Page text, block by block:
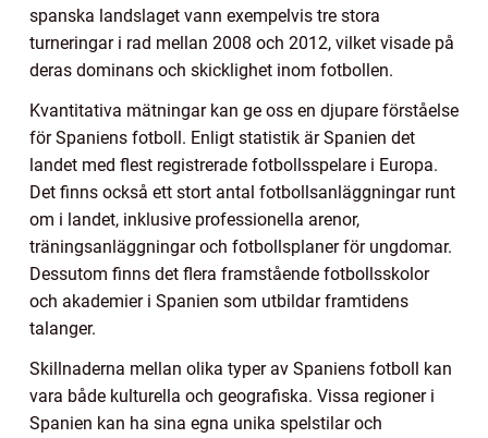
spanska landslaget vann exempelvis tre stora
turneringar i rad mellan 2008 och 2012, vilket visade på
deras dominans och skicklighet inom fotbollen.
Kvantitativa mätningar kan ge oss en djupare förståelse
för Spaniens fotboll. Enligt statistik är Spanien det
landet med flest registrerade fotbollsspelare i Europa.
Det finns också ett stort antal fotbollsanläggningar runt
om i landet, inklusive professionella arenor,
träningsanläggningar och fotbollsplaner för ungdomar.
Dessutom finns det flera framstående fotbollsskolor
och akademier i Spanien som utbildar framtidens
talanger.
Skillnaderna mellan olika typer av Spaniens fotboll kan
vara både kulturella och geografiska. Vissa regioner i
Spanien kan ha sina egna unika spelstilar och